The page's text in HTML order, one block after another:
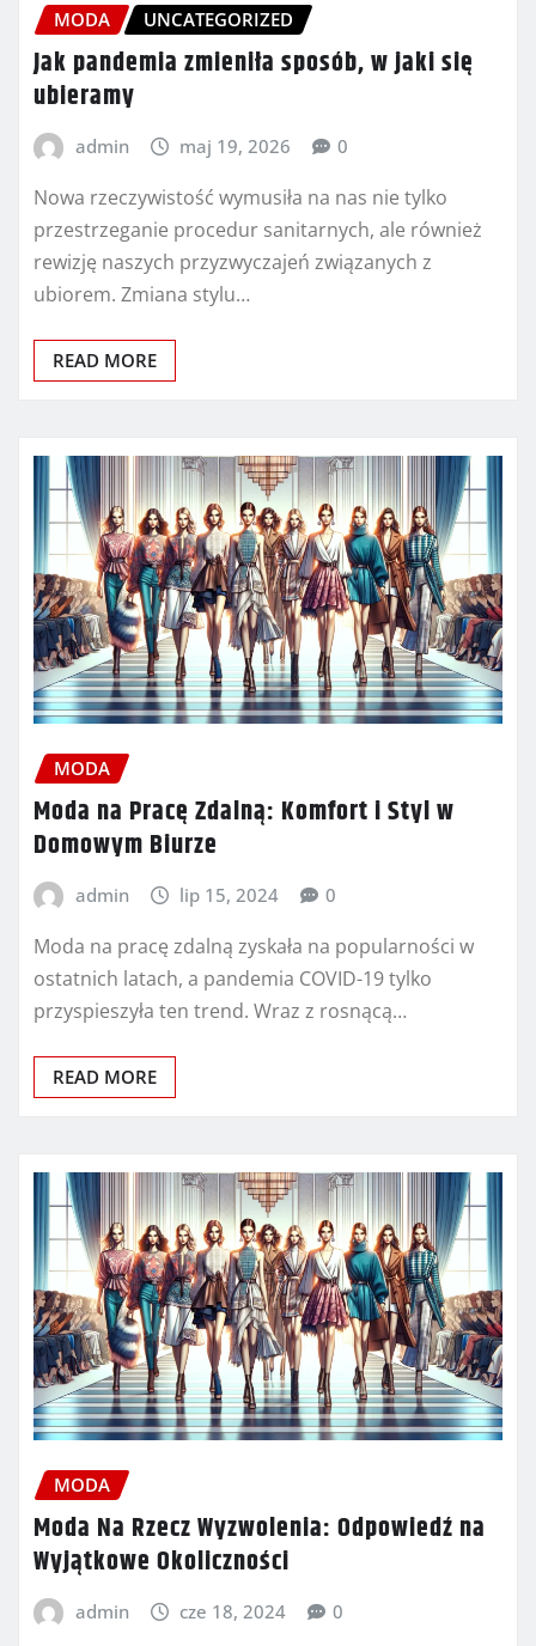
MODA UNCATEGORIZED
Jak pandemia zmieniła sposób, w jaki się
ubieramy
admin maj 19, 2026 0
Nowa rzeczywistość wymusiła na nas nie tylko
przestrzeganie procedur sanitarnych, ale również
rewizję naszych przyzwyczajeń związanych z
ubiorem. Zmiana stylu…
READ MORE
MODA
Moda na Pracę Zdalną: Komfort i Styl w
Domowym Biurze
admin lip 15, 2024 0
Moda na pracę zdalną zyskała na popularności w
ostatnich latach, a pandemia COVID-19 tylko
przyspieszyła ten trend. Wraz z rosnącą…
READ MORE
MODA
Moda Na Rzecz Wyzwolenia: Odpowiedź na
Wyjątkowe Okoliczności
admin cze 18, 2024 0